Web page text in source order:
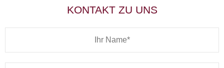
KONTAKT ZU UNS